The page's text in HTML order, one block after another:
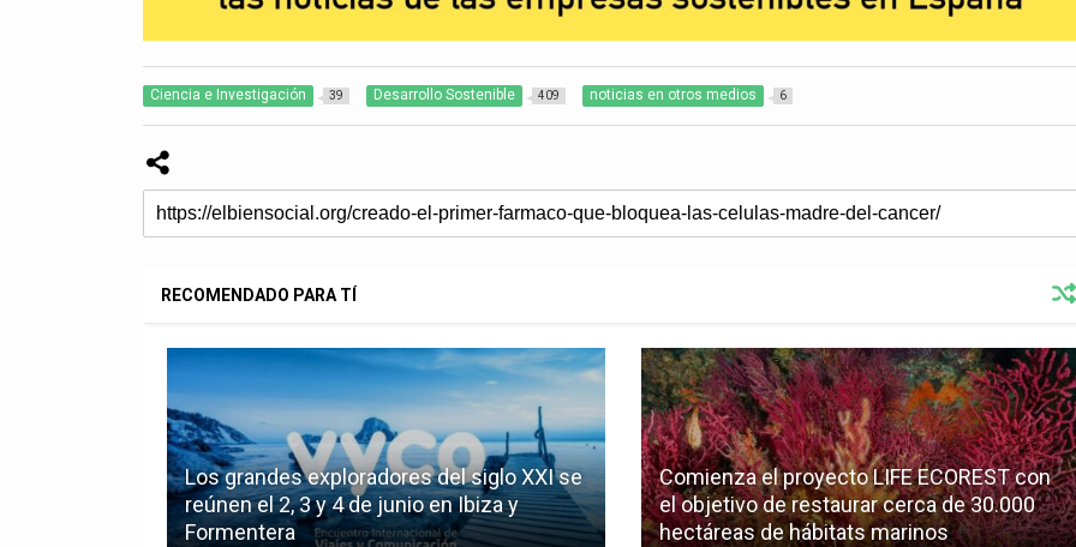
Ciencia e Investigación 39 Desarrollo Sostenible 409 noticias en otros medios 6
RECOMENDADO PARA TÍ
Los grandes exploradores del siglo XXI se
reúnen el 2, 3 y 4 de junio en Ibiza y
Formentera
Comienza el proyecto LIFE ECOREST con
el objetivo de restaurar cerca de 30.000
hectáreas de hábitats marinos